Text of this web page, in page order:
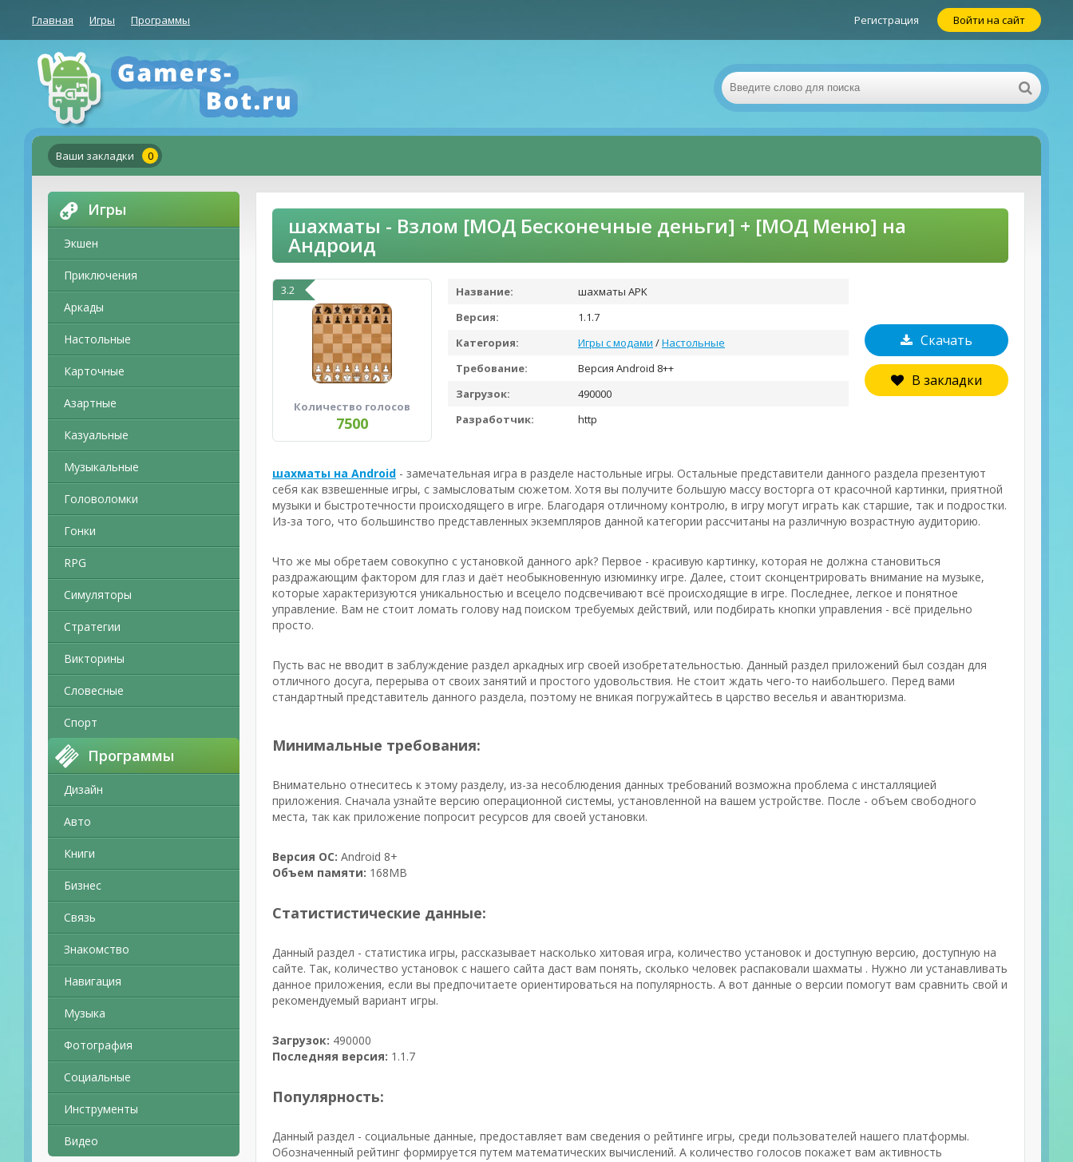
Главная Игры Программы Регистрация Войти на сайт
Ваши закладки 0
Игры
Экшен
Приключения
Аркады
Настольные
Карточные
Азартные
Казуальные
Музыкальные
Головоломки
Гонки
RPG
Симуляторы
Стратегии
Викторины
Словесные
Спорт
Программы
Дизайн
Авто
Книги
Бизнес
Связь
Знакомство
Навигация
Музыка
Фотография
Социальные
Инструменты
Видео
шахматы - Взлом [МОД Бесконечные деньги] + [МОД Меню] на
Андроид
3.2
Количество голосов
7500
Скачать
В закладки
Название:
шахматы APK
Версия:
1.1.7
Категория:
Игры с модами /Настольные
Требование:
Версия Android 8++
Загрузок:
490000
Разработчик:
http
шахматы на Android - замечательная игра в разделе настольные игры. Остальные представители данного раздела презентуют
себя как взвешенные игры, с замысловатым сюжетом. Хотя вы получите большую массу восторга от красочной картинки, приятной
музыки и быстротечности происходящего в игре. Благодаря отличному контролю, в игру могут играть как старшие, так и подростки.
Из-за того, что большинство представленных экземпляров данной категории рассчитаны на различную возрастную аудиторию.
Что же мы обретаем совокупно с установкой данного apk? Первое - красивую картинку, которая не должна становиться
раздражающим фактором для глаз и даёт необыкновенную изюминку игре. Далее, стоит сконцентрировать внимание на музыке,
которые характеризуются уникальностью и всецело подсвечивают всё происходящие в игре. Последнее, легкое и понятное
управление. Вам не стоит ломать голову над поиском требуемых действий, или подбирать кнопки управления - всё придельно
просто.
Пусть вас не вводит в заблуждение раздел аркадных игр своей изобретательностью. Данный раздел приложений был создан для
отличного досуга, перерыва от своих занятий и простого удовольствия. Не стоит ждать чего-то наибольшего. Перед вами
стандартный представитель данного раздела, поэтому не вникая погружайтесь в царство веселья и авантюризма.
Минимальные требования:
Внимательно отнеситесь к этому разделу, из-за несоблюдения данных требований возможна проблема с инсталляцией
приложения. Сначала узнайте версию операционной системы, установленной на вашем устройстве. После - объем свободного
места, так как приложение попросит ресурсов для своей установки.
Версия ОС: Android 8+
Объем памяти: 168MB
Статистистические данные:
Данный раздел - статистика игры, рассказывает насколько хитовая игра, количество установок и доступную версию, доступную на
сайте. Так, количество установок с нашего сайта даст вам понять, сколько человек распаковали шахматы . Нужно ли устанавливать
данное приложения, если вы предпочитаете ориентироваться на популярность. А вот данные о версии помогут вам сравнить свой и
рекомендуемый вариант игры.
Загрузок: 490000
Последняя версия: 1.1.7
Популярность:
Данный раздел - социальные данные, предоставляет вам сведения о рейтинге игры, среди пользователей нашего платформы.
Обозначенный рейтинг формируется путем математических вычислений. А количество голосов покажет вам активность